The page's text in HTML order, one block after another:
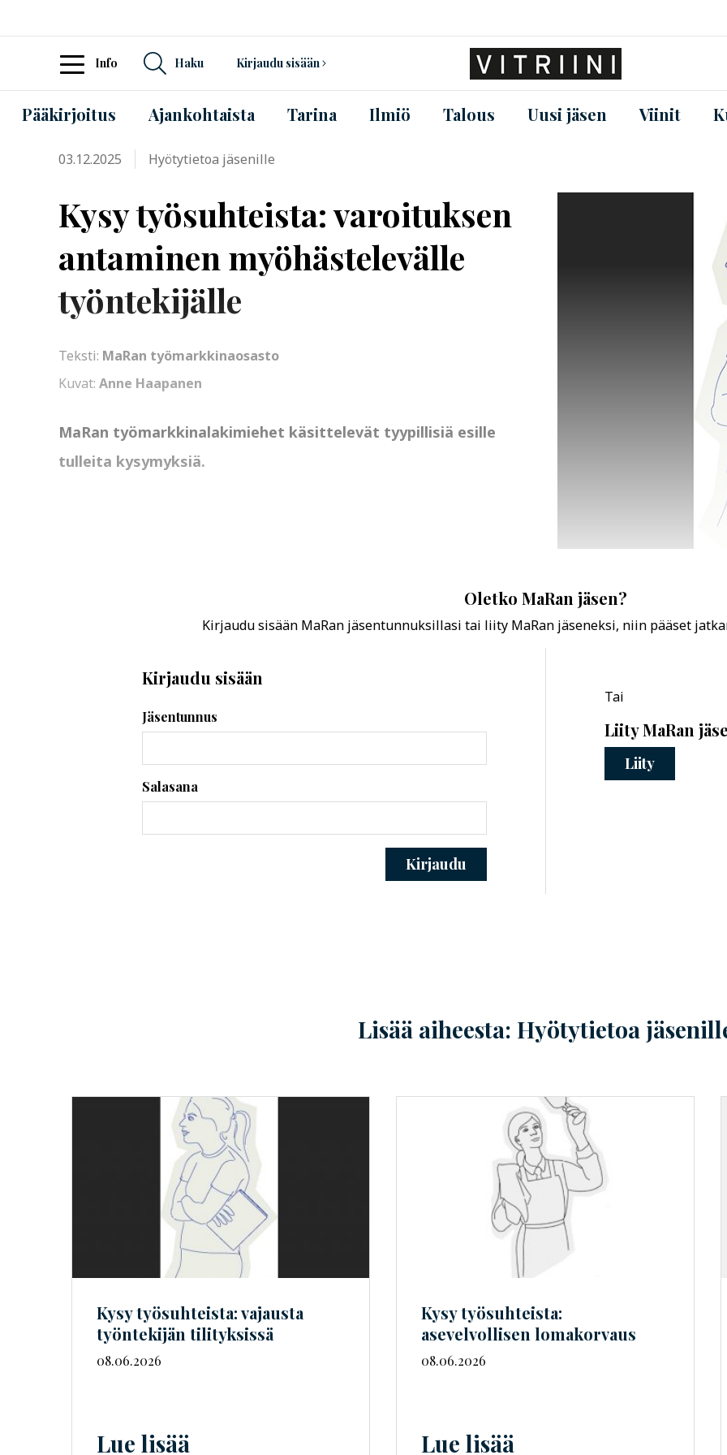
Info Haku Kirjaudu sisään
Pääkirjoitus Ajankohtaista Tarina Ilmiö Talous Uusi jäsen Viinit
03.12.2025 Hyötytietoa jäsenille
Kysy työsuhteista: varoituksen
antaminen myöhästelevälle
työntekijälle
Teksti: MaRan työmarkkinaosasto
Kuvat: Anne Haapanen
MaRan työmarkkinalakimiehet käsittelevät tyypillisiä esille
tulleita kysymyksiä.
Oletko MaRan jäsen?
Kirjaudu sisään MaRan jäsentunnuksillasi tai liity MaRan jäseneksi, niin pääset
Kirjaudu sisään
Jäsentunnus
Salasana
Kirjaudu
Tai
Liity MaRan
Liity
Lisää aiheesta: Hyötytietoa
Kysy työsuhteista: vajausta
työntekijän tilityksissä
08.06.2026
Lue lisää
Kysy työsuhteista:
asevelvollisen lomakorvaus
08.06.2026
Lue lisää